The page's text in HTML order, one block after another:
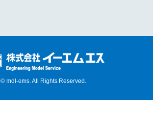
© mdl-ems. All Rights Reserved.